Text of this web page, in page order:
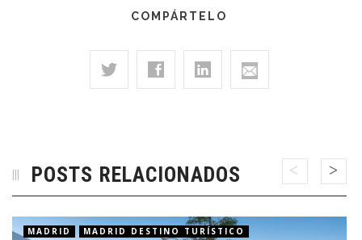
COMPÁRTELO
POSTS RELACIONADOS
MADRID
MADRID DESTINO TURÍSTICO